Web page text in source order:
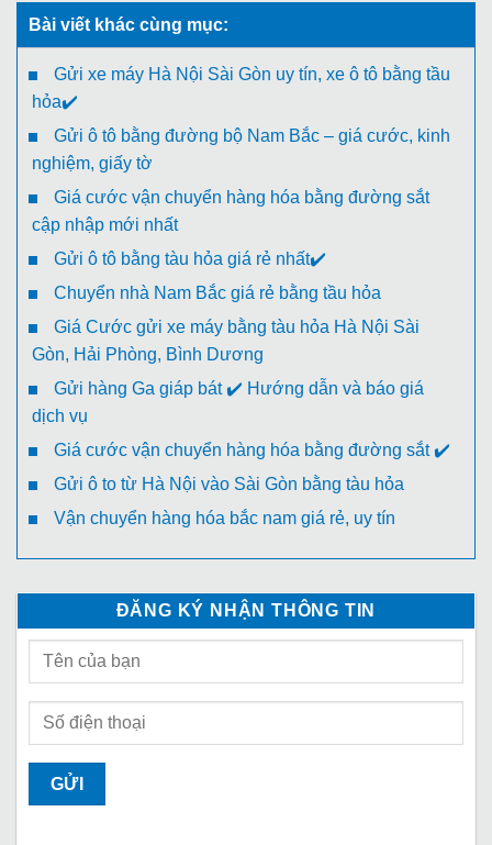
Bài viết khác cùng mục:
Gửi xe máy Hà Nội Sài Gòn uy tín, xe ô tô bằng tầu
hỏa✔️
Gửi ô tô bằng đường bộ Nam Bắc – giá cước, kinh
nghiệm, giấy tờ
Giá cước vận chuyển hàng hóa bằng đường sắt
cập nhập mới nhất
Gửi ô tô bằng tàu hỏa giá rẻ nhất✔️
Chuyển nhà Nam Bắc giá rẻ bằng tầu hỏa
Giá Cước gửi xe máy bằng tàu hỏa Hà Nội Sài
Gòn, Hải Phòng, Bình Dương
Gửi hàng Ga giáp bát ✔️ Hướng dẫn và báo giá
dịch vụ
Giá cước vận chuyển hàng hóa bằng đường sắt ✔️
Gửi ô to từ Hà Nội vào Sài Gòn bằng tàu hỏa
Vận chuyển hàng hóa bắc nam giá rẻ, uy tín
ĐĂNG KÝ NHẬN THÔNG TIN